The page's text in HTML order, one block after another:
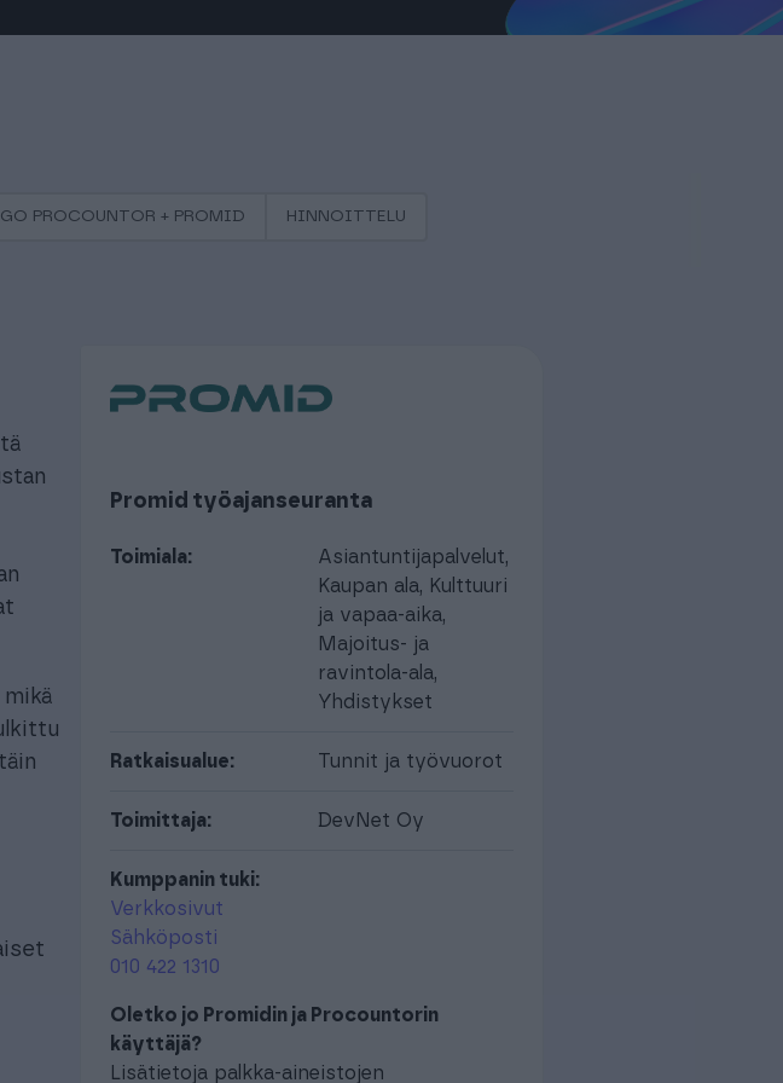
PROCOUNTOR + PROMID HINNOITTELU
Promid työajanseuranta
Toimiala: Asiantuntijapalvelut,
Kaupan ala, Kulttuuri
ja vapaa-aika,
Majoitus- ja
ravintola-ala,
Yhdistykset
Ratkaisualue: Tunnit ja työvuorot
Toimittaja: DevNet Oy
Kumppanin tuki:
Verkkosivut
Sähköposti
010 422 1310
Oletko jo Promidin ja Procountorin
käyttäjä?
Lisätietoja palkka-aineistojen